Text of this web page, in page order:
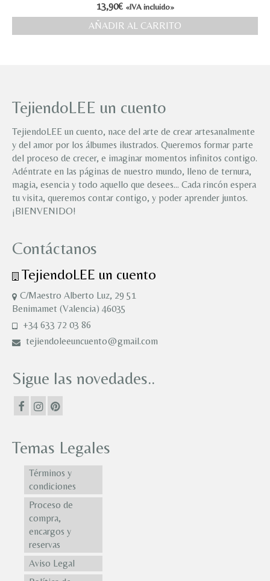
13,90€ «IVA incluido»
AÑADIR AL CARRITO
TejiendoLEE un cuento
TejiendoLEE un cuento, nace del arte de crear artesanalmente
y del amor por los álbumes ilustrados. Queremos formar parte
del proceso de crecer, e imaginar momentos infinitos contigo.
Adéntrate en las páginas de nuestro mundo, lleno de ternura,
magia, esencia y todo aquello que desees… Cada rincón espera
tu visita, queremos contar contigo, y poder aprender juntos.
¡BIENVENIDO!
Contáctanos
TejiendoLEE un cuento
C/Maestro Alberto Luz, 29 51
Benimamet (Valencia) 46035
+34 633 72 03 86
tejiendoleeuncuento@gmail.com
Sigue las novedades..
Temas Legales
Términos y
condiciones
Proceso de
compra,
encargos y
reservas
Aviso Legal